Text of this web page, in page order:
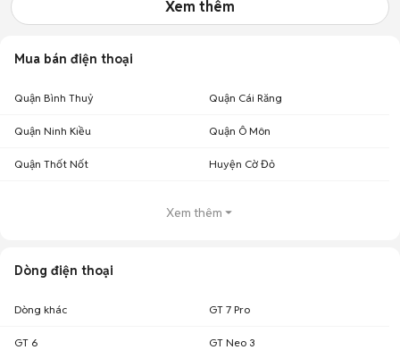
Xem thêm
Mua bán điện thoại
Quận Bình Thuỷ Quận Cái Răng
Quận Ninh Kiều Quận Ô Môn
Quận Thốt Nốt Huyện Cờ Đỏ
Xem thêm
Dòng điện thoại
Dòng khác GT 7 Pro
GT 6 GT Neo 3